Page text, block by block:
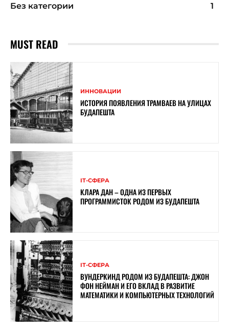
Без категории
1
MUST READ
ИННОВАЦИИ
ИСТОРИЯ ПОЯВЛЕНИЯ ТРАМВАЕВ НА УЛИЦАХ
БУДАПЕШТА
ІТ-СФЕРА
КЛАРА ДАН – ОДНА ИЗ ПЕРВЫХ
ПРОГРАММИСТОК РОДОМ ИЗ БУДАПЕШТА
ІТ-СФЕРА
ВУНДЕРКИНД РОДОМ ИЗ БУДАПЕШТА: ДЖОН
ФОН НЕЙМАН И ЕГО ВКЛАД В РАЗВИТИЕ
МАТЕМАТИКИ И КОМПЬЮТЕРНЫХ ТЕХНОЛОГИЙ